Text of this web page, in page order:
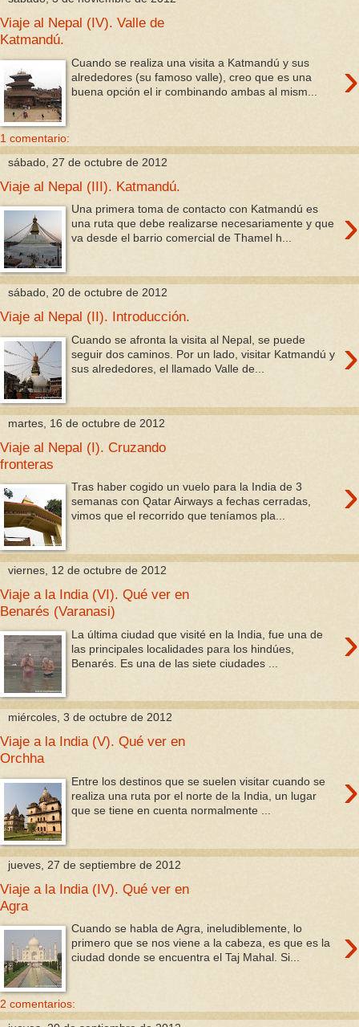
Viaje al Nepal (IV). Valle de
Katmandú.
›
Cuando se realiza una visita a Katmandú y sus
alrededores (su famoso valle), creo que es una
buena opción el ir combinando ambas al mism...
1 comentario:
sábado, 27 de octubre de 2012
Viaje al Nepal (III). Katmandú.
›
Una primera toma de contacto con Katmandú es
una ruta que debe realizarse necesariamente y que
va desde el barrio comercial de Thamel h...
sábado, 20 de octubre de 2012
Viaje al Nepal (II). Introducción.
›
Cuando se afronta la visita al Nepal, se puede
seguir dos caminos. Por un lado, visitar Katmandú y
sus alrededores, el llamado Valle de...
martes, 16 de octubre de 2012
Viaje al Nepal (I). Cruzando
fronteras
›
Tras haber cogido un vuelo para la India de 3
semanas con Qatar Airways a fechas cerradas,
vimos que el recorrido que teníamos pla...
viernes, 12 de octubre de 2012
Viaje a la India (VI). Qué ver en
Benarés (Varanasi)
›
La última ciudad que visité en la India, fue una de
las principales localidades para los hindúes,
Benarés. Es una de las siete ciudades ...
miércoles, 3 de octubre de 2012
Viaje a la India (V). Qué ver en
Orchha
›
Entre los destinos que se suelen visitar cuando se
realiza una ruta por el norte de la India, un lugar
que se tiene en cuenta normalmente ...
jueves, 27 de septiembre de 2012
Viaje a la India (IV). Qué ver en
Agra
›
Cuando se habla de Agra, ineludiblemente, lo
primero que se nos viene a la cabeza, es que es la
ciudad donde se encuentra el Taj Mahal. Si...
2 comentarios: